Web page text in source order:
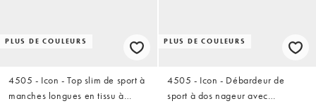
PLUS DE COULEURS
4505 - Icon - Top slim de sport à
manches longues en tissu à
PLUS DE COULEURS
4505 - Icon - Débardeur de
sport à dos nageur avec